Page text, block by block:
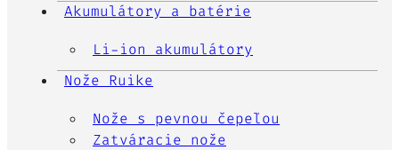
Nože Ruike
Nože s pevnou čepeľou
Zatváracie nože
Akumulátory a batérie
Li-ion akumulátory